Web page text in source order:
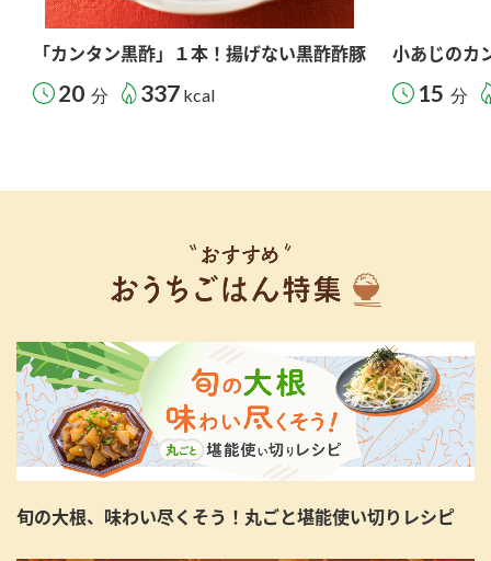
「カンタン黒酢」１本！揚げない黒酢酢豚
20 分 337 kcal
小あじのカ
15 分
旬の大根、味わい尽くそう！丸ごと堪能使い切りレシピ